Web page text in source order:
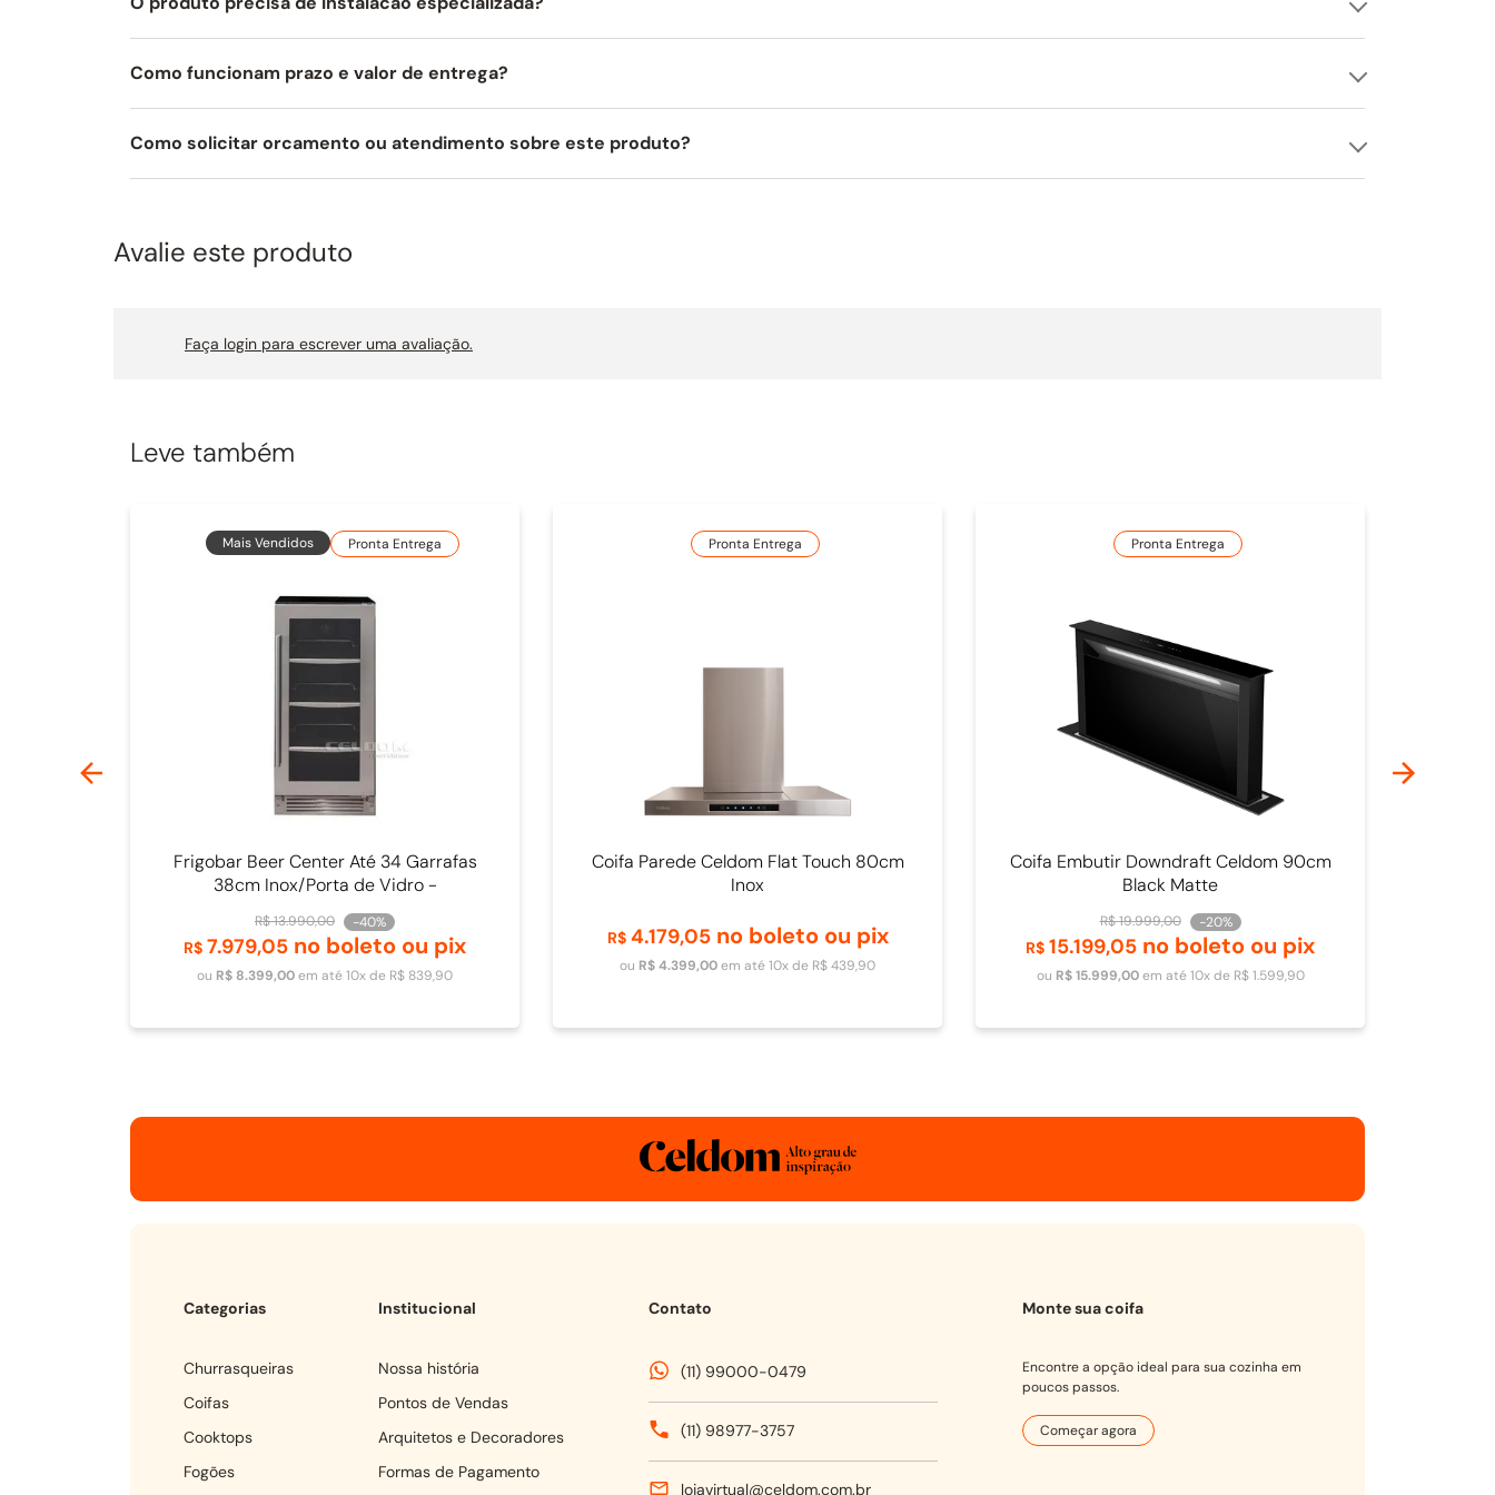
Como funcionam prazo e valor de entrega?
Como solicitar orcamento ou atendimento sobre este produto?
Avalie este produto
Faça login para escrever uma avaliação.
Leve também
Mais Vendidos Pronta Entrega
Frigobar Beer Center Até 34 Garrafas
38cm Inox/Porta de Vidro -
4093840009
R$13.990,00 -40%
R$ 7.979,05 no boleto ou pix
ou R$ 8.399,00em até10x de R$ 839,90
Adicionar ao carrinho
Pronta Entrega
Coifa Parede Celdom Flat Touch 80cm
Inox
R$ 4.179,05no boleto ou pix
ou R$4.399,00em até10x de R$439,90
Adicionar ao carrinho
Pronta Entrega
Coifa Embutir Downdraft Celdom 90cm
Black Matte
R$19.999,00 -20%
R$ 15.199,05 no boleto ou pix
ou R$ 15.999,00em até10x de R$ 1.599,90
Adicionar ao carrinho
Categorias
churrasqueiras
coifas
cooktops
fogões
Institucional
Nossa história
Pontos de Vendas
Arquitetos e Decoradores
Formas de Pagamento
Contato
(11) 99000-0479
(11) 98977-3757
lojavirtual@celdom.com.br
Monte sua coifa
Encontre a opção ideal para sua cozinha em
poucos passos.
Começar agora